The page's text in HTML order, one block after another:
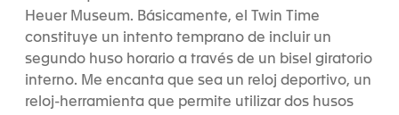
Heuer Museum. Básicamente, el Twin Time
constituye un intento temprano de incluir un
segundo huso horario a través de un bisel giratorio
interno. Me encanta que sea un reloj deportivo, un
reloj-herramienta que permite utilizar dos husos